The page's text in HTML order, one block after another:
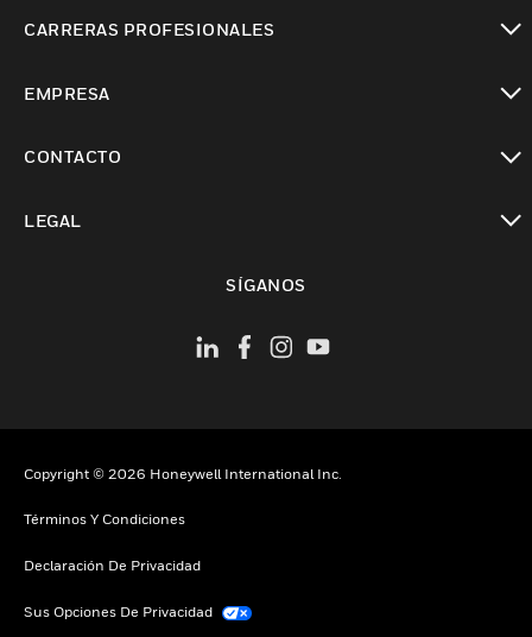
CARRERAS PROFESIONALES
EMPRESA
CONTACTO
LEGAL
SÍGANOS
Copyright © 2026 Honeywell International Inc.
Términos Y Condiciones
Declaración De Privacidad
Sus Opciones De Privacidad